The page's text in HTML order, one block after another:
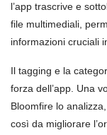
l’app trascrive e
file multimediali,
informazioni cruciali
Il tagging e la
forza dell’app. Una
Bloomfire lo
così da migliorare